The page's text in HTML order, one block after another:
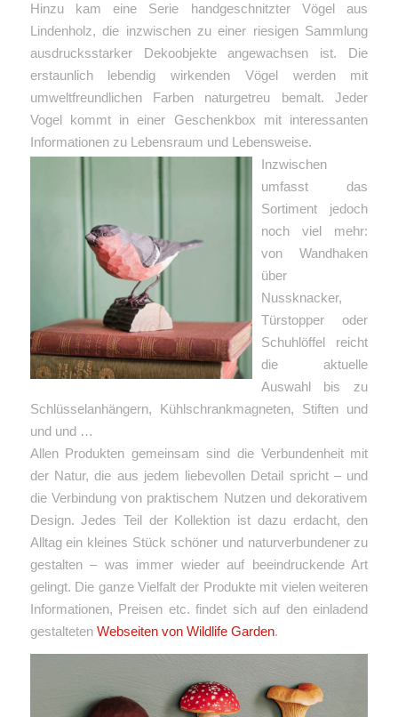
Hinzu kam eine Serie handgeschnitzter Vögel aus
Lindenholz, die inzwischen zu einer riesigen Sammlung
ausdrucksstarker Dekoobjekte angewachsen ist. Die
erstaunlich lebendig wirkenden Vögel werden mit
umweltfreundlichen Farben naturgetreu bemalt. Jeder
Vogel kommt in einer Geschenkbox mit interessanten
Informationen zu Lebensraum und Lebensweise.
Inzwischen
umfasst das
Sortiment jedoch
noch viel mehr:
von Wandhaken
über
Nussknacker,
Türstopper oder
Schuhlöffel reicht
die aktuelle
Auswahl bis zu
Schlüsselanhängern, Kühlschrankmagneten, Stiften und
und und …
Allen Produkten gemeinsam sind die Verbundenheit mit
der Natur, die aus jedem liebevollen Detail spricht – und
die Verbindung von praktischem Nutzen und dekorativem
Design. Jedes Teil der Kollektion ist dazu erdacht, den
Alltag ein kleines Stück schöner und naturverbundener zu
gestalten – was immer wieder auf beeindruckende Art
gelingt. Die ganze Vielfalt der Produkte mit vielen weiteren
Informationen, Preisen etc. findet sich auf den einladend
gestalteten Webseiten von Wildlife Garden.